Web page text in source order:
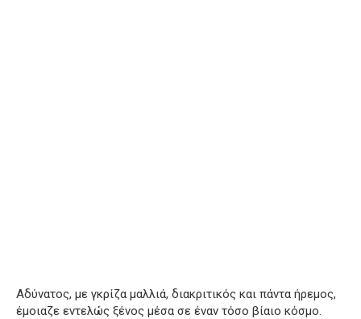
Αδύνατος, με γκρίζα μαλλιά, διακριτικός και πάντα ήρεμος,
έμοιαζε εντελώς ξένος μέσα σε έναν τόσο βίαιο κόσμο.